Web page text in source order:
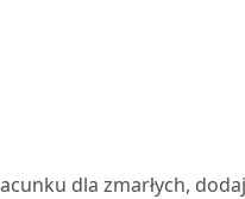
dla zmarłych,